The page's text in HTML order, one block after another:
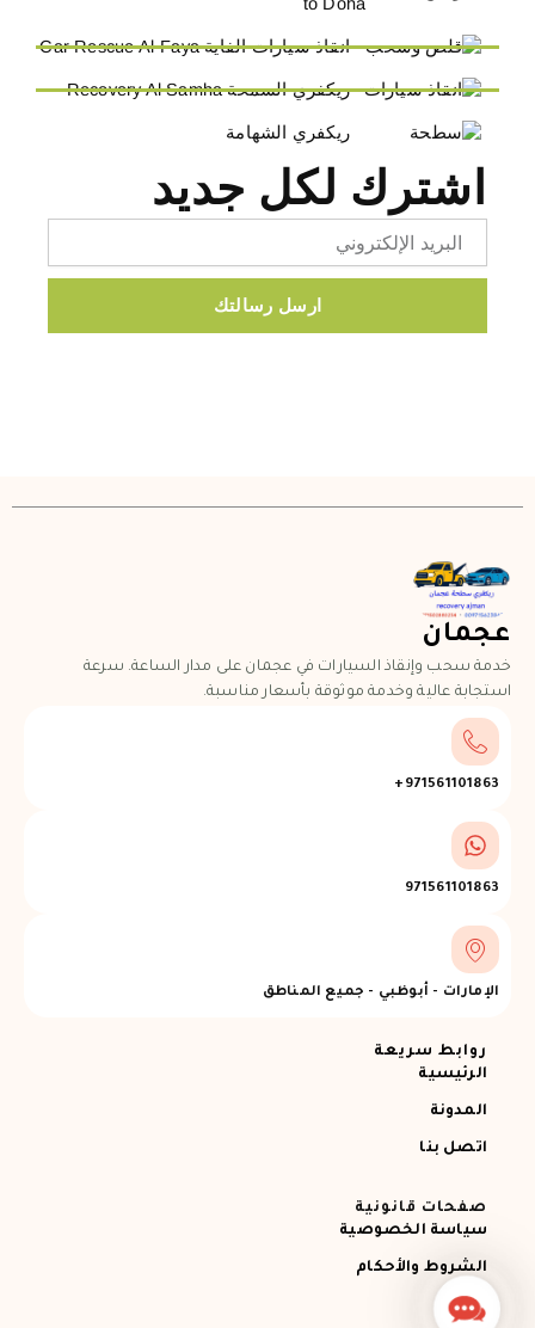
انقاذ سيارات الفاية Car Rescue Al-Faya
ريكفري السمحة Recovery Al Samha
ريكفري الشهامة
اشترك لكل جديد
ارسل رسالتك
عجمان
خدمة سحب وإنقاذ السيارات في عجمان على مدار الساعة. سرعة
استجابة عالية وخدمة موثوقة بأسعار مناسبة.
971561101863+
971561101863
الإمارات - أبوظبي - جميع المناطق
روابط سريعة
الرئيسية
المدونة
اتصل بنا
صفحات قانونية
سياسة الخصوصية
الشروط والأحكام
Contact